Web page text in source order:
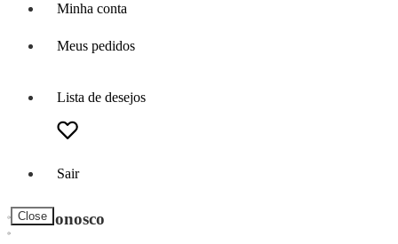
Minha conta
Meus pedidos
Lista de desejos
Sair
Close
Fale Conosco